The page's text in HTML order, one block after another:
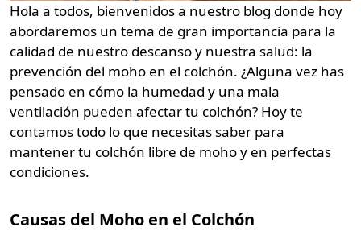
Hola a todos, bienvenidos a nuestro blog donde hoy
abordaremos un tema de gran importancia para la
calidad de nuestro descanso y nuestra salud: la
prevención del moho en el colchón. ¿Alguna vez has
pensado en cómo la humedad y una mala
ventilación pueden afectar tu colchón? Hoy te
contamos todo lo que necesitas saber para
mantener tu colchón libre de moho y en perfectas
condiciones.
Causas del Moho en el Colchón